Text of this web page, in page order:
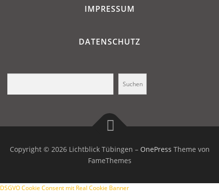
IMPRESSUM
DATENSCHUTZ
Suchen
Copyright © 2026 Lichtblick Tübingen – OnePress Theme von
FameThemes
DSGVO Cookie Consent mit Real Cookie Banner